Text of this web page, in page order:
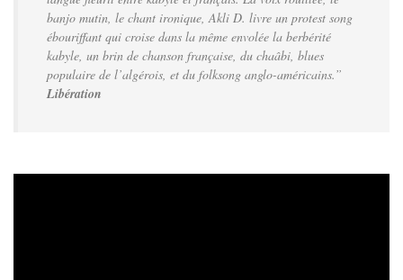
banjo mutin, le chant ironique, Akli D. livre un protest song
ébouriffant qui croise dans la même envolée la berbérité
kabyle, un brin de chanson française, du chaâbi, blues
populaire de l’algérois, et du folksong anglo-américains.”
Libération